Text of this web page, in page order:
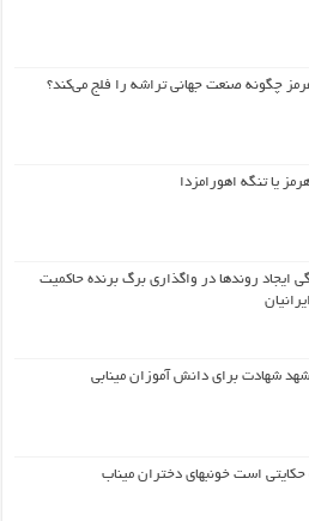
چگونه صنعت جهانی تراشه را فلج می‌کند؟
یا تنگه اهورامزدا
ایجاد روندها در واگذاری برگ برنده حاکمیت
شهادت برای دانش آموزان مینابی
است خونبهای دختران میناب